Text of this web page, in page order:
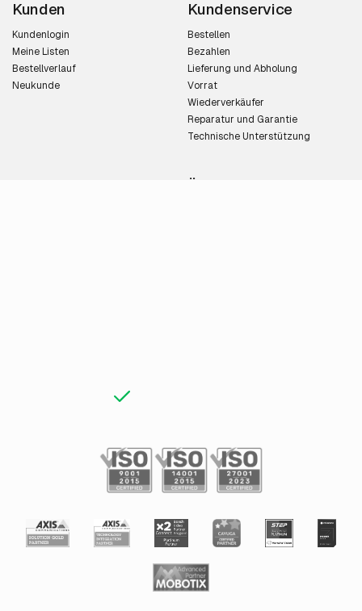
Kunden
Kundenlogin
Meine Listen
Bestellverlauf
Neukunde
Kundenservice
Bestellen
Bezahlen
Lieferung und Abholung
Vorrat
Wiederverkäufer
Reparatur und Garantie
Technische Unterstützung
Über NetcamCenter